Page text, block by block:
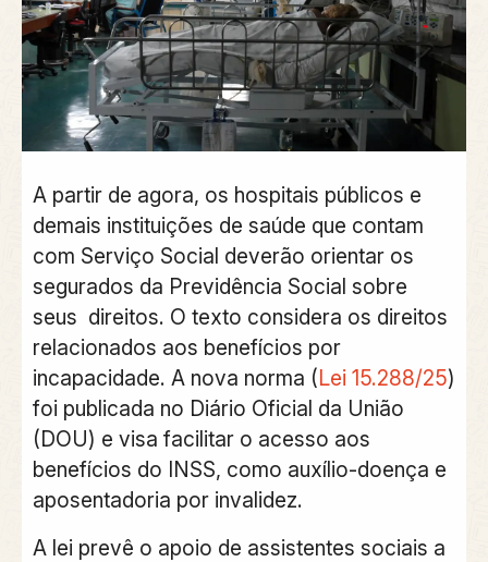
A partir de agora, os hospitais públicos e
demais instituições de saúde que contam
com Serviço Social deverão orientar os
segurados da Previdência Social sobre
seus direitos. O texto considera os direitos
relacionados aos benefícios por
incapacidade. A nova norma (Lei 15.288/25)
foi publicada no Diário Oficial da União
(DOU) e visa facilitar o acesso aos
benefícios do INSS, como auxílio-doença e
aposentadoria por invalidez.
A lei prevê o apoio de assistentes sociais a